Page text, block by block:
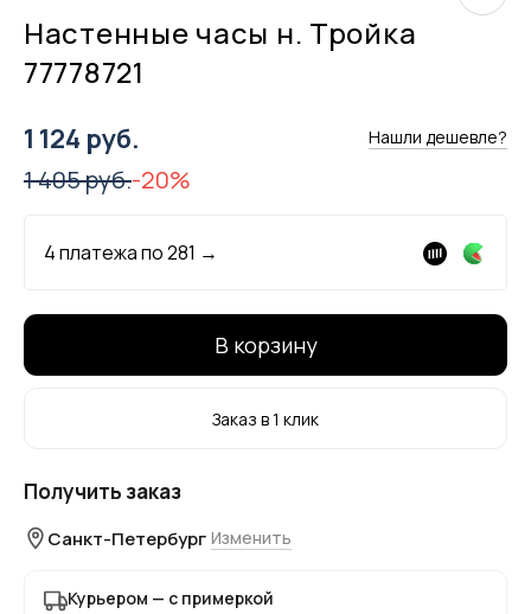
Настенные часы н. Тройка
77778721
1 124 руб. Нашли дешевле?
1 405 руб.-20%
4 платежа по281 →
В корзину
Заказ в 1 клик
Получить заказ
Санкт-Петербург Изменить
Курьером — с примеркой